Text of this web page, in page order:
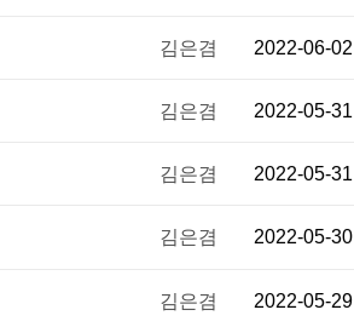
김은겸 2022-06-02
김은겸 2022-05-31
김은겸 2022-05-31
김은겸 2022-05-30
김은겸 2022-05-29